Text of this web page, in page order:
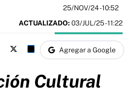
25/NOV/24- 10:52
ACTUALIZADO: 03/JUL/25 - 11:22
Agregar a Google
Cultural